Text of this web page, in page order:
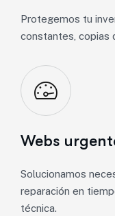
Protegemos tu
constantes, copias
Webs
Solucionamos
reparación en
técnica.